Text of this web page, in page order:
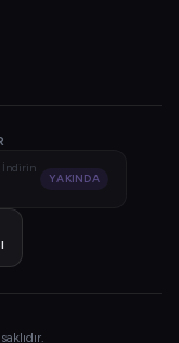
İndirin
YAKINDA